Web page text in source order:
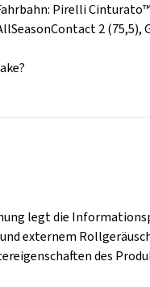
Pirelli
2
legt die
externem
des